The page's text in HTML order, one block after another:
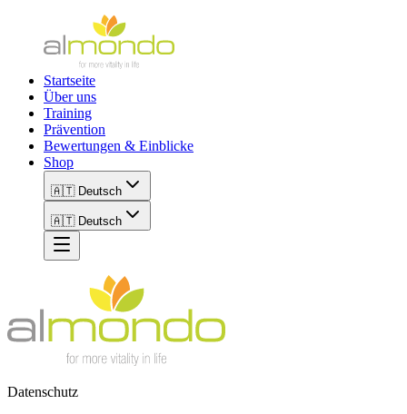
Startseite
Über uns
Training
Prävention
Bewertungen & Einblicke
Shop
🇦🇹 Deutsch
🇦🇹 Deutsch
Datenschutz